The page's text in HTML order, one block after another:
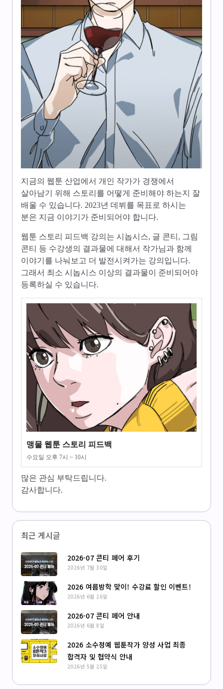
지금의 웹툰 산업에서 개인 작가가 경쟁에서
살아남기 위해 스토리를 어떻게 준비해야 하는지 잘
배울 수 있습니다. 2023년 데뷔를 목표로 하시는
분은 지금 이야기가 준비되어야 합니다.
웹툰 스토리 피드백 강의는 시놉시스, 글 콘티, 그림
콘티 등 수강생의 결과물에 대해서 작가님과 함께
이야기를 나눠보고 더 발전시켜가는 강의입니다.
그래서 최소 시놉시스 이상의 결과물이 준비되어야
등록하실 수 있습니다.
맹물 웹툰 스토리 피드백
수요일 오후 7시 ~ 10시
많은 관심 부탁드립니다.
감사합니다.
최근 게시글
2026-07 콘티 페어 후기
2026년 7월 30일
2026 여름방학 맞이! 수강료 할인 이벤트!
2026년 6월 26일
2026-07 콘티 페어 안내
2026년 6월 8일
2026 소수정예 웹툰작가 양성 사업 최종
합격자 및 협약식 안내
2026년 5월 25일